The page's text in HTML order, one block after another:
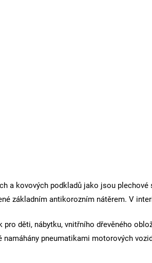
a kovových podkladů jako jsou
základním antikorozním nátěrem. V
děti, nábytku, vnitřního dřevěného
pneumatikami motorových